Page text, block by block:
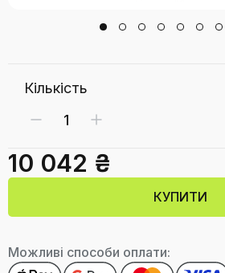
Кількість
10 042 ₴
КУПИТИ
Можливі способи оплати: